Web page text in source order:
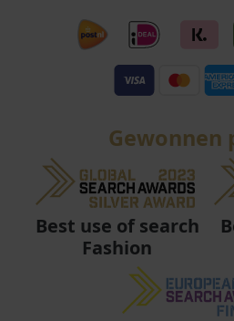
Gewonnen
Best use of search
Fashion